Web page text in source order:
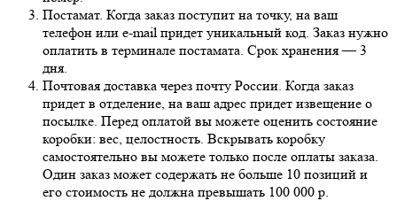
Постамат. Когда заказ поступит на точку, на ваш
телефон или e-mail придет уникальный код. Заказ нужно
оплатить в терминале постамата. Срок хранения — 3
дня.
Почтовая доставка через почту России. Когда заказ
придет в отделение, на ваш адрес придет извещение о
посылке. Перед оплатой вы можете оценить состояние
коробки: вес, целостность. Вскрывать коробку
самостоятельно вы можете только после оплаты заказа.
Один заказ может содержать не больше 10 позиций и
его стоимость не должна превышать 100 000 р.